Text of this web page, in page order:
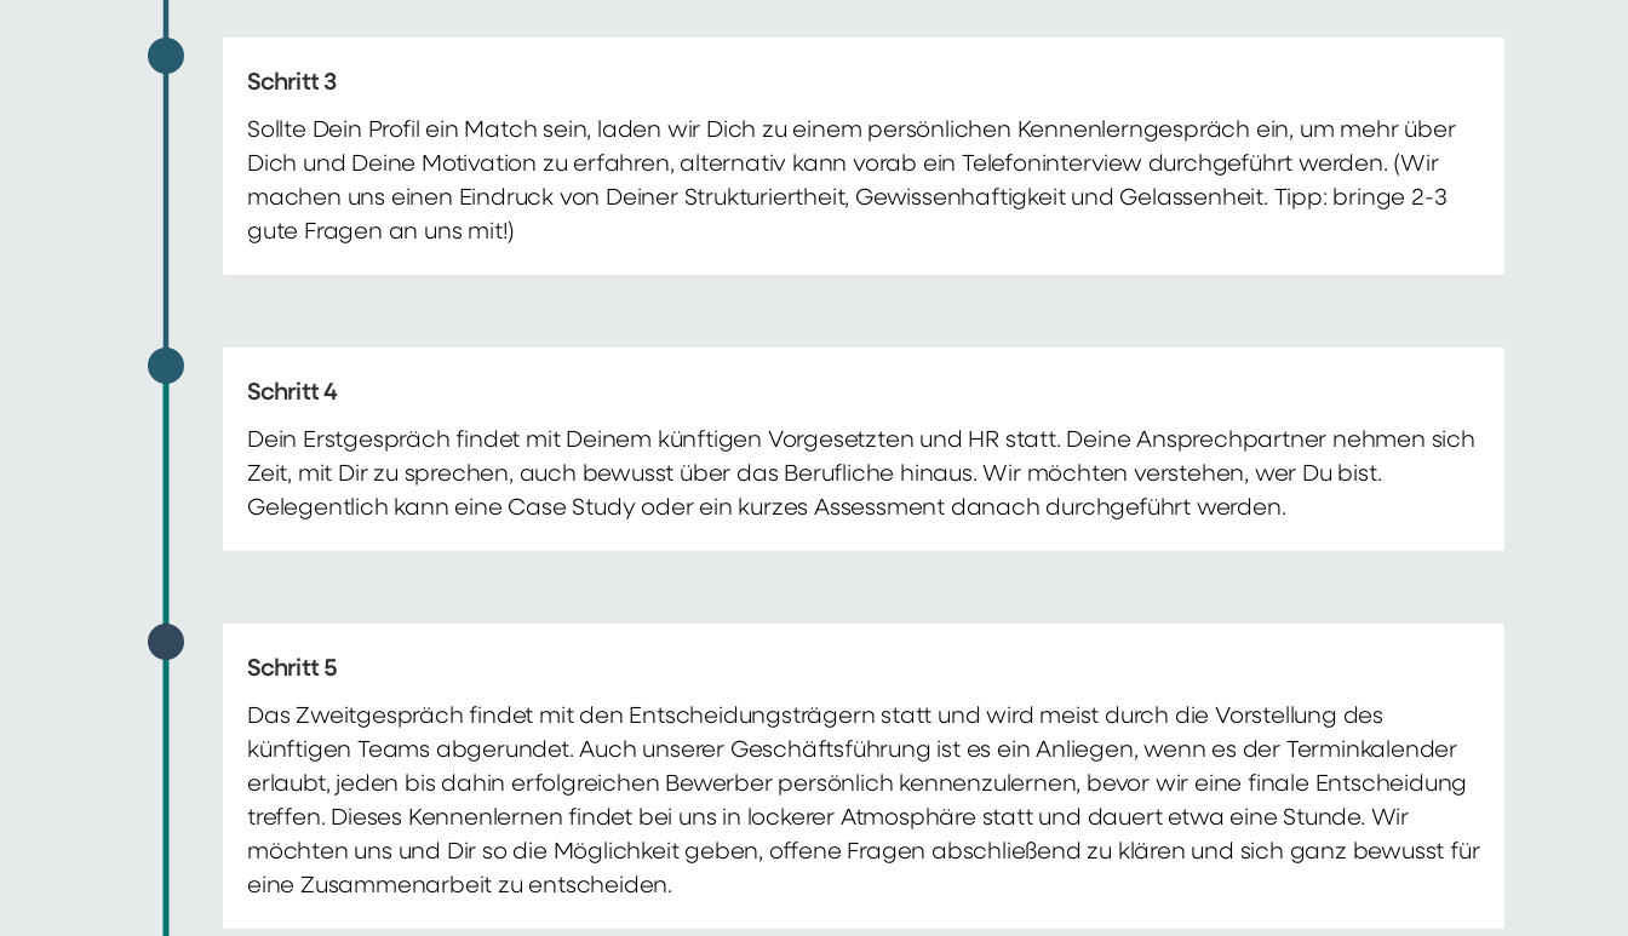
Schritt 3
Sollte Dein Profil ein Match sein, laden wir Dich zu einem persönlichen Kennenlerngespräch ein, um mehr über
Dich und Deine Motivation zu erfahren, alternativ kann vorab ein Telefoninterview durchgeführt werden. (Wir
machen uns einen Eindruck von Deiner Strukturiertheit, Gewissenhaftigkeit und Gelassenheit. Tipp: bringe 2-3
gute Fragen an uns mit!)
Schritt 4
Dein Erstgespräch findet mit Deinem künftigen Vorgesetzten und HR statt. Deine Ansprechpartner nehmen sich
Zeit, mit Dir zu sprechen, auch bewusst über das Berufliche hinaus. Wir möchten verstehen, wer Du bist.
Gelegentlich kann eine Case Study oder ein kurzes Assessment danach durchgeführt werden.
Schritt 5
Das Zweitgespräch findet mit den Entscheidungsträgern statt und wird meist durch die Vorstellung des
künftigen Teams abgerundet. Auch unserer Geschäftsführung ist es ein Anliegen, wenn es der Terminkalender
erlaubt, jeden bis dahin erfolgreichen Bewerber persönlich kennenzulernen, bevor wir eine finale Entscheidung
treffen. Dieses Kennenlernen findet bei uns in lockerer Atmosphäre statt und dauert etwa eine Stunde. Wir
möchten uns und Dir so die Möglichkeit geben, offene Fragen abschließend zu klären und sich ganz bewusst für
eine Zusammenarbeit zu entscheiden.